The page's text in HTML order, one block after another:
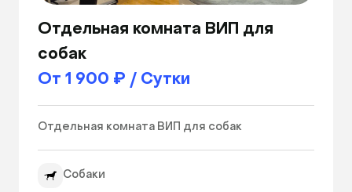
Отдельная комната ВИП для
собак
От 1 900 ₽ / Сутки
Отдельная комната ВИП для собак
Собаки